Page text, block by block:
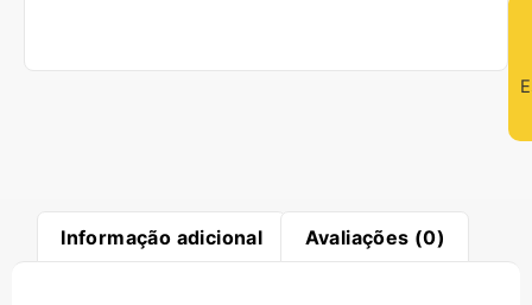
Informação adicional Avaliações (0)